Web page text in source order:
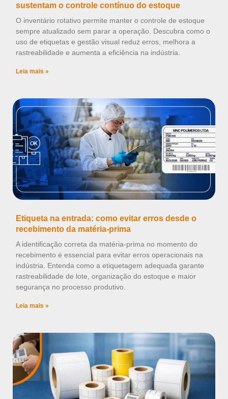
sustentam o controle contínuo do estoque
O inventário rotativo permite manter o controle de estoque
sempre atualizado sem parar a operação. Descubra como o
uso de etiquetas e gestão visual reduz erros, melhora a
rastreabilidade e aumenta a eficiência na indústria.
Leia mais »
Etiqueta na entrada: como evitar erros desde o
recebimento da matéria-prima
A identificação correta da matéria-prima no momento do
recebimento é essencial para evitar erros operacionais na
indústria. Entenda como a etiquetagem adequada garante
rastreabilidade de lote, organização do estoque e maior
segurança no processo produtivo.
Leia mais »